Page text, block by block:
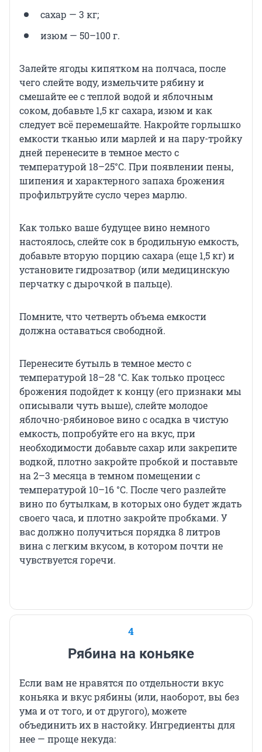
сахар — 3 кг;
изюм — 50–100 г.
Залейте ягоды кипятком на полчаса, после
чего слейте воду, измельчите рябину и
смешайте ее с теплой водой и яблочным
соком, добавьте 1,5 кг сахара, изюм и как
следует всё перемешайте. Накройте горлышко
емкости тканью или марлей и на пару-тройку
дней перенесите в темное место с
температурой 18–25°C. При появлении пены,
шипения и характерного запаха брожения
профильтруйте сусло через марлю.
Как только ваше будущее вино немного
настоялось, слейте сок в бродильную емкость,
добавьте вторую порцию сахара (еще 1,5 кг) и
установите гидрозатвор (или медицинскую
перчатку с дырочкой в пальце).
Помните, что четверть объема емкости
должна оставаться свободной.
Перенесите бутыль в темное место с
температурой 18–28 °C. Как только процесс
брожения подойдет к концу (его признаки мы
описывали чуть выше), слейте молодое
яблочно-рябиновое вино с осадка в чистую
емкость, попробуйте его на вкус, при
необходимости добавьте сахар или закрепите
водкой, плотно закройте пробкой и поставьте
на 2–3 месяца в темном помещении с
температурой 10–16 °C. После чего разлейте
вино по бутылкам, в которых оно будет ждать
своего часа, и плотно закройте пробками. У
вас должно получиться порядка 8 литров
вина с легким вкусом, в котором почти не
чувствуется горечи.
4
Рябина на коньяке
Если вам не нравятся по отдельности вкус
коньяка и вкус рябины (или, наоборот, вы без
ума и от того, и от другого), можете
объединить их в настойку. Ингредиенты для
нее — проще некуда: